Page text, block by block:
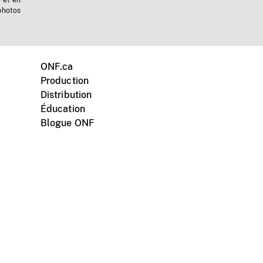
ONF.ca
Production
Distribution
Éducation
Blogue ONF